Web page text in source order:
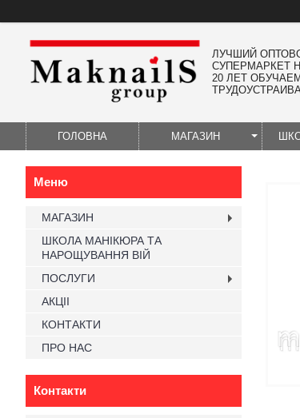
ЛУЧШИЙ
СУПЕРМАРКЕТ
20 ЛЕТ
ГОЛОВНА МАГАЗИН
МАГАЗИН
ШКОЛА МАНІКЮРА ТА
НАРОЩУВАННЯ ВІЙ
ПОСЛУГИ
АКЦІІ
КОНТАКТИ
ПРО НАС
Контакти